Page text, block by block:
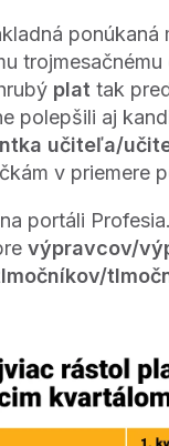
ponúkaná
plat tak
polepšili aj
učiteľa/
v priemere
portáli
výpravcov/